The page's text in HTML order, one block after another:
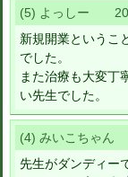
(5) よっしー
新規開業というこ
でした。
また治療も大変丁
い先生でした。
(4) みいこちゃ
先生がダンディー